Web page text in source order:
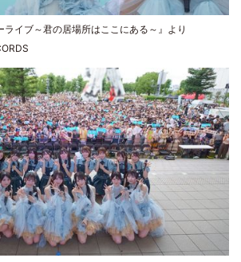
ライブ～君の居場所はここにある～』より